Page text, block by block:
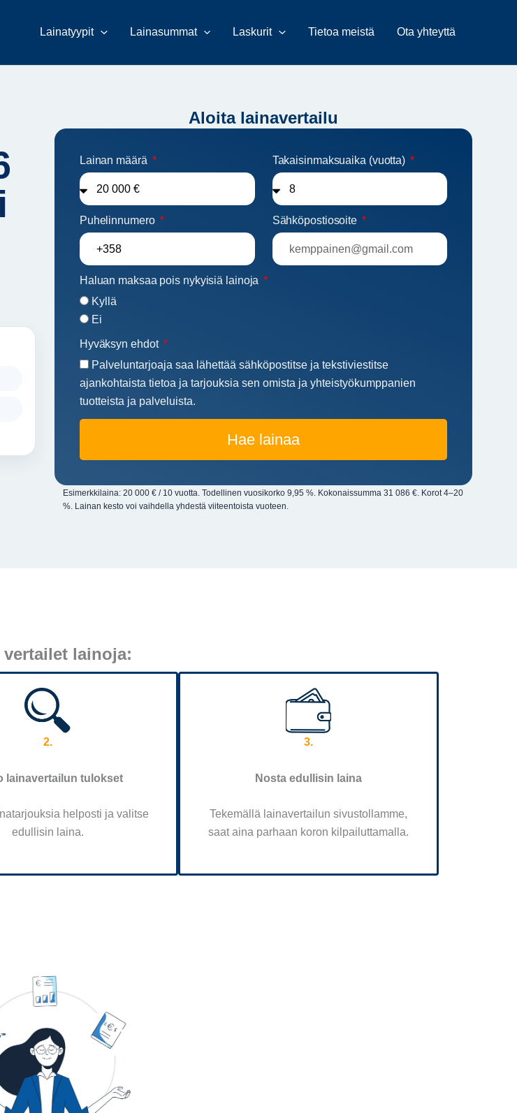
Lainatyypit Lainasummat Laskurit Tietoa meistä Ota yhteyttä
Aloita lainavertailu
Lainan määrä Takaisinmaksuaika (vuotta)
Puhelinnumero Sähköpostiosoite
Haluan maksaa pois nykyisiä lainoja
Kyllä
Ei
Hyväksyn ehdot
Palveluntarjoaja saa lähettää sähköpostitse ja tekstiviestitse
ajankohtaista tietoa ja tarjouksia sen omista ja yhteistyökumppanien
tuotteista ja palveluista.
Hae lainaa
Esimerkkilaina: 20 000 € / 10 vuotta. Todellinen vuosikorko 9,95 %. Kokonaissumma 31 086 €. Korot 4–20
%. Lainan kesto voi vaihdella yhdestä viiteentoista vuoteen.
vertailet lainoja:
3.
Nosta edullisin laina
Tekemällä lainavertailun sivustollamme,
saat aina parhaan koron kilpailuttamalla.
2.
lainavertailun tulokset
helposti ja valitse
edullisin laina.